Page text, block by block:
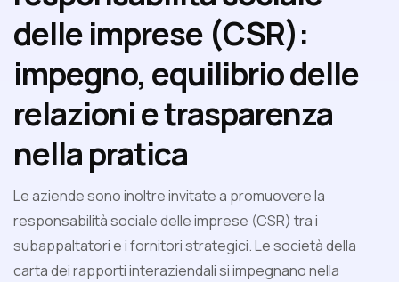
delle imprese (CSR):
impegno, equilibrio delle
relazioni e trasparenza
nella pratica
Le aziende sono inoltre invitate a promuovere la
responsabilità sociale delle imprese (CSR) tra i
subappaltatori e i fornitori strategici. Le società della
carta dei rapporti interaziendali si impegnano nella